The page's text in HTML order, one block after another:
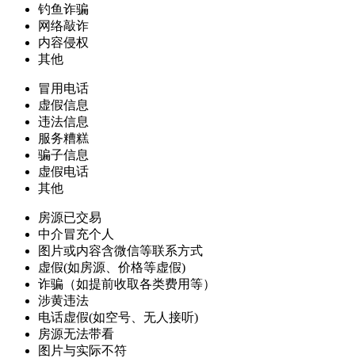
钓鱼诈骗
网络敲诈
内容侵权
其他
冒用电话
虚假信息
违法信息
服务糟糕
骗子信息
虚假电话
其他
房源已交易
中介冒充个人
图片或内容含微信等联系方式
虚假(如房源、价格等虚假)
诈骗（如提前收取各类费用等）
涉黄违法
电话虚假(如空号、无人接听)
房源无法带看
图片与实际不符